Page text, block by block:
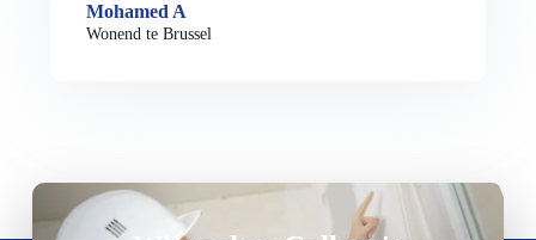
Mohamed A
Wonend te Brussel